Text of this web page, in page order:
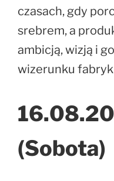
czasach, gdy
srebrem, a
ambicją, wizją i
wizerunku
(Sobota)